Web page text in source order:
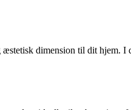
dimension til dit